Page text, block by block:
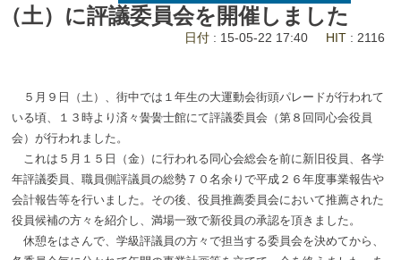
（土）に評議委員会を開催しました
日付 : 15-05-22 17:40 HIT : 2116
５月９日（土）、街中では１年生の大運動会街頭パレードが行われて
いる頃、１３時より済々黌黌士館にて評議委員会（第８回同心会役員
会）が行われました。
これは５月１５日（金）に行われる同心会総会を前に新旧役員、各学
年評議委員、職員側評議員の総勢７０名余りで平成２６年度事業報告や
会計報告等を行いました。その後、役員推薦委員会において推薦された
役員候補の方々を紹介し、満場一致で新役員の承認を頂きました。
休憩をはさんで、学級評議員の方々で担当する委員会を決めてから、